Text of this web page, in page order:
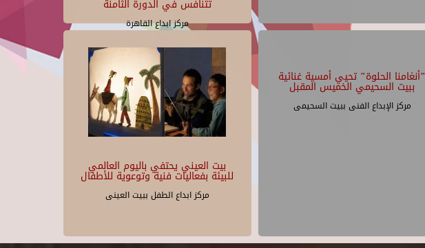
تتنافس في الدورة الثامنة
مركز ابداع القاهرة
بيت العيني يحتفي باليوم العالمي
للبيئة بفعاليات فنية وتوعوية للأطفال
مركز ابداع الطفل ببيت العينى
"أنغامنا الحلوة" تحيي أمسية غنائية
ببيت السحيمي الخميس المقبل
مركز الإبداع الفنى ببيت السحيمى